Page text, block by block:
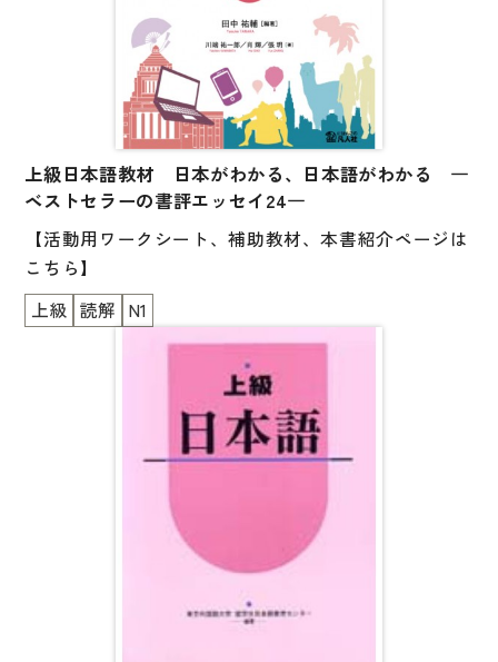
上級日本語教材 日本がわかる、日本語がわかる ―
ベストセラーの書評エッセイ24―
【活動用ワークシート、補助教材、本書紹介ページは
こちら】
上級 読解 N1